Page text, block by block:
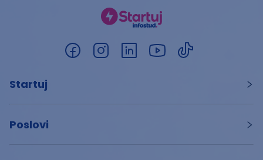
Startuj
Poslovi